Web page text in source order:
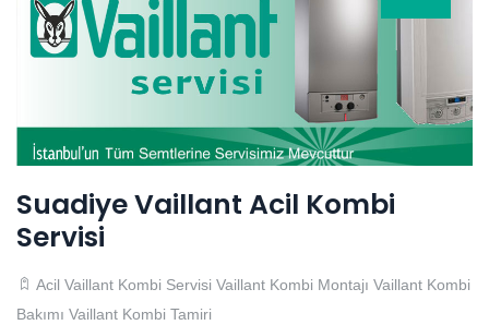
Suadiye Vaillant Acil Kombi
Servisi
Acil Vaillant Kombi Servisi Vaillant Kombi Montajı Vaillant Kombi
Bakımı Vaillant Kombi Tamiri